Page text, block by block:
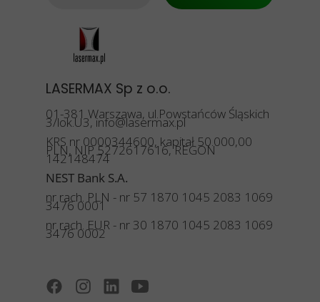
LASERMAX Sp z o.o.
01-381 Warszawa, ul.Powstańców Śląskich
3/lok.U3, info@lasermax.pl
KRS nr 0000344600, kapitał 50.000,00
PLN, NIP 5272617616, REGON
142148474
NEST Bank S.A.
nr rach. PLN - nr 57 1870 1045 2083 1069
3476 0001
nr rach. EUR - nr 30 1870 1045 2083 1069
3476 0002